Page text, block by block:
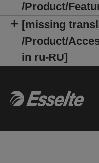
/Product/
[missing
/Product/
in ru-RU]